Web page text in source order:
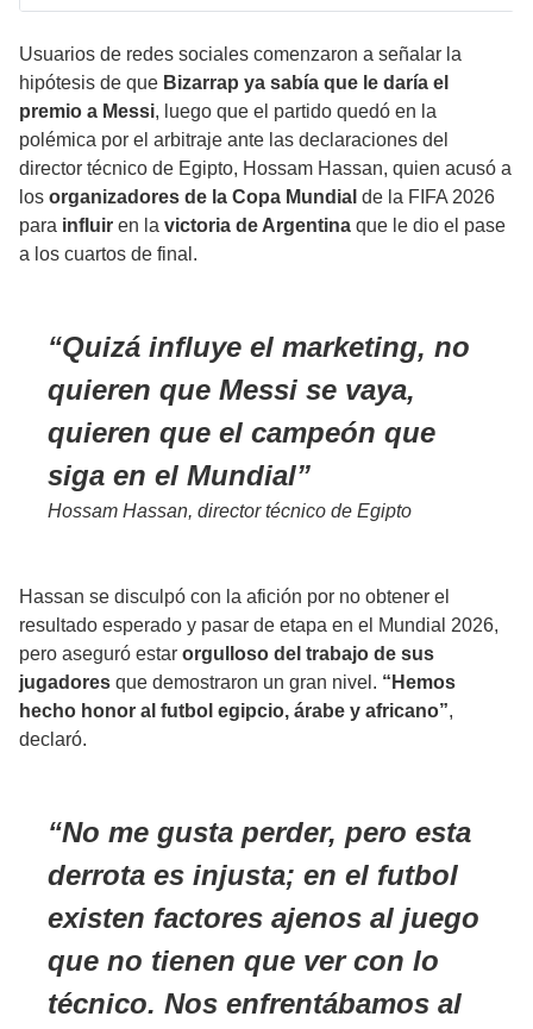
Usuarios de redes sociales comenzaron a señalar la
hipótesis de que Bizarrap ya sabía que le daría el
premio a Messi, luego que el partido quedó en la
polémica por el arbitraje ante las declaraciones del
director técnico de Egipto, Hossam Hassan, quien acusó a
los organizadores de la Copa Mundial de la FIFA 2026
para influir en la victoria de Argentina que le dio el pase
a los cuartos de final.
Quizá influye el marketing, no
quieren que Messi se vaya,
quieren que el campeón que
siga en el Mundial
Hossam Hassan, director técnico de Egipto
Hassan se disculpó con la afición por no obtener el
resultado esperado y pasar de etapa en el Mundial 2026,
pero aseguró estar orgulloso del trabajo de sus
jugadores que demostraron un gran nivel. “Hemos
hecho honor al futbol egipcio, árabe y africano”,
declaró.
No me gusta perder, pero esta
derrota es injusta; en el futbol
existen factores ajenos al juego
que no tienen que ver con lo
técnico. Nos enfrentábamos al